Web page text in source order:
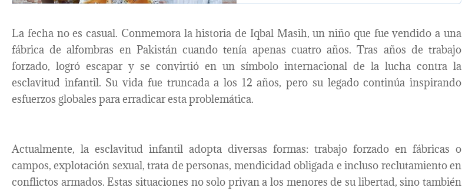
La fecha no es casual. Conmemora la historia de Iqbal Masih, un niño que fue vendido a una
fábrica de alfombras en Pakistán cuando tenía apenas cuatro años. Tras años de trabajo
forzado, logró escapar y se convirtió en un símbolo internacional de la lucha contra la
esclavitud infantil. Su vida fue truncada a los 12 años, pero su legado continúa inspirando
esfuerzos globales para erradicar esta problemática.
Actualmente, la esclavitud infantil adopta diversas formas: trabajo forzado en fábricas o
campos, explotación sexual, trata de personas, mendicidad obligada e incluso reclutamiento en
conflictos armados. Estas situaciones no solo privan a los menores de su libertad, sino también